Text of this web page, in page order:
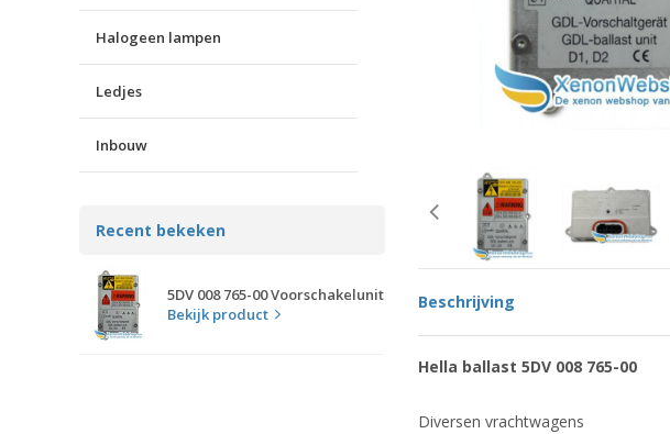
Halogeen lampen
Ledjes
Inbouw
Recent bekeken
5DV 008 765-00 Voorschakelunit
Bekijk product
Beschrijving
Hella ballast 5DV 008 765-00
Diversen vrachtwagens